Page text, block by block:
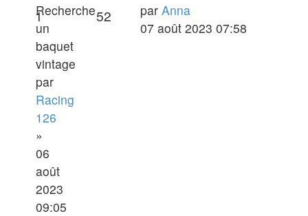
Recherche
un
baquet
vintage
par
Racing
126
»
06
août
2023
09:05
1Réponses52
Dernier
message
par Anna
07 août 2023 07:58